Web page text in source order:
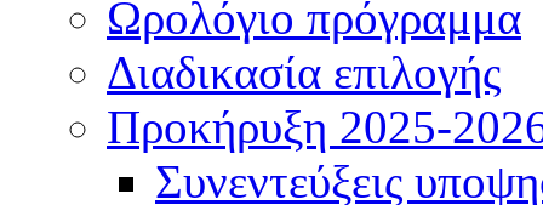
Ωρολόγιο πρόγραμμα
Διαδικασία επιλογής
Πρoκήρυξη 2025-
Συνεντεύξεις